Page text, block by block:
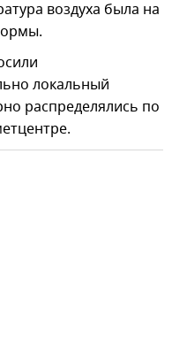
воздуха была на
локальный
распределялись по